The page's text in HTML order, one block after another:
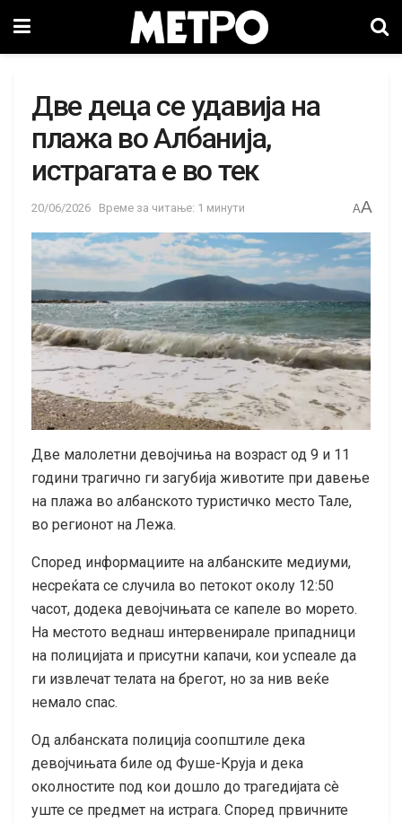
Две деца се удавија на
плажа во Албанија,
истрагата е во тек
20/06/2026 Време за читање: 1 минути AA
Две малолетни девојчиња на возраст од 9 и 11
години трагично ги загубија животите при давење
на плажа во албанското туристичко место Тале,
во регионот на Лежа.
Според информациите на албанските медиуми,
несреќата се случила во петокот околу 12:50
часот, додека девојчињата се капеле во морето.
На местото веднаш интервенирале припадници
на полицијата и присутни капачи, кои успеале да
ги извлечат телата на брегот, но за нив веќе
немало спас.
Од албанската полиција соопштиле дека
девојчињата биле од Фуше-Круја и дека
околностите под кои дошло до трагедијата сè
уште се предмет на истрага. Според првичните